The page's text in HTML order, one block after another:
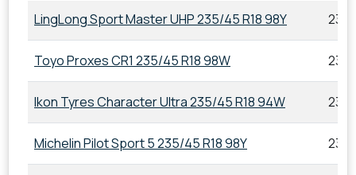
LingLong Sport Master UHP 235/45 R18 98Y 235/
Toyo Proxes CR1 235/45 R18 98W
Ikon Tyres Character Ultra 235/45 R18 94W
Michelin Pilot Sport 5 235/45 R18 98Y 235/